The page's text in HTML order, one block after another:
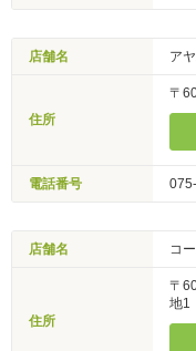
店舗名 ア
住所
〒
電話番号
店舗名 コ
住所
〒
地1